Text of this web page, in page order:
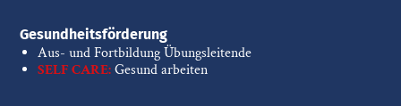
Gesundheitsförderung
Aus- und Fortbildung Übungsleitende
SELF CARE:Gesund arbeiten